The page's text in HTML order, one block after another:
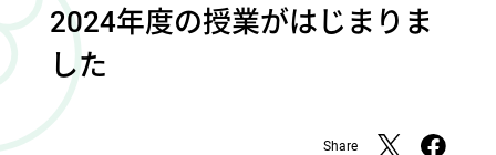
2024年度の授業がはじまりま
した
Share